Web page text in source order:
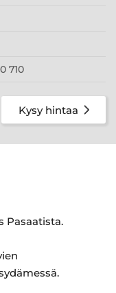
710
Kysy hintaa
Pasaatista.